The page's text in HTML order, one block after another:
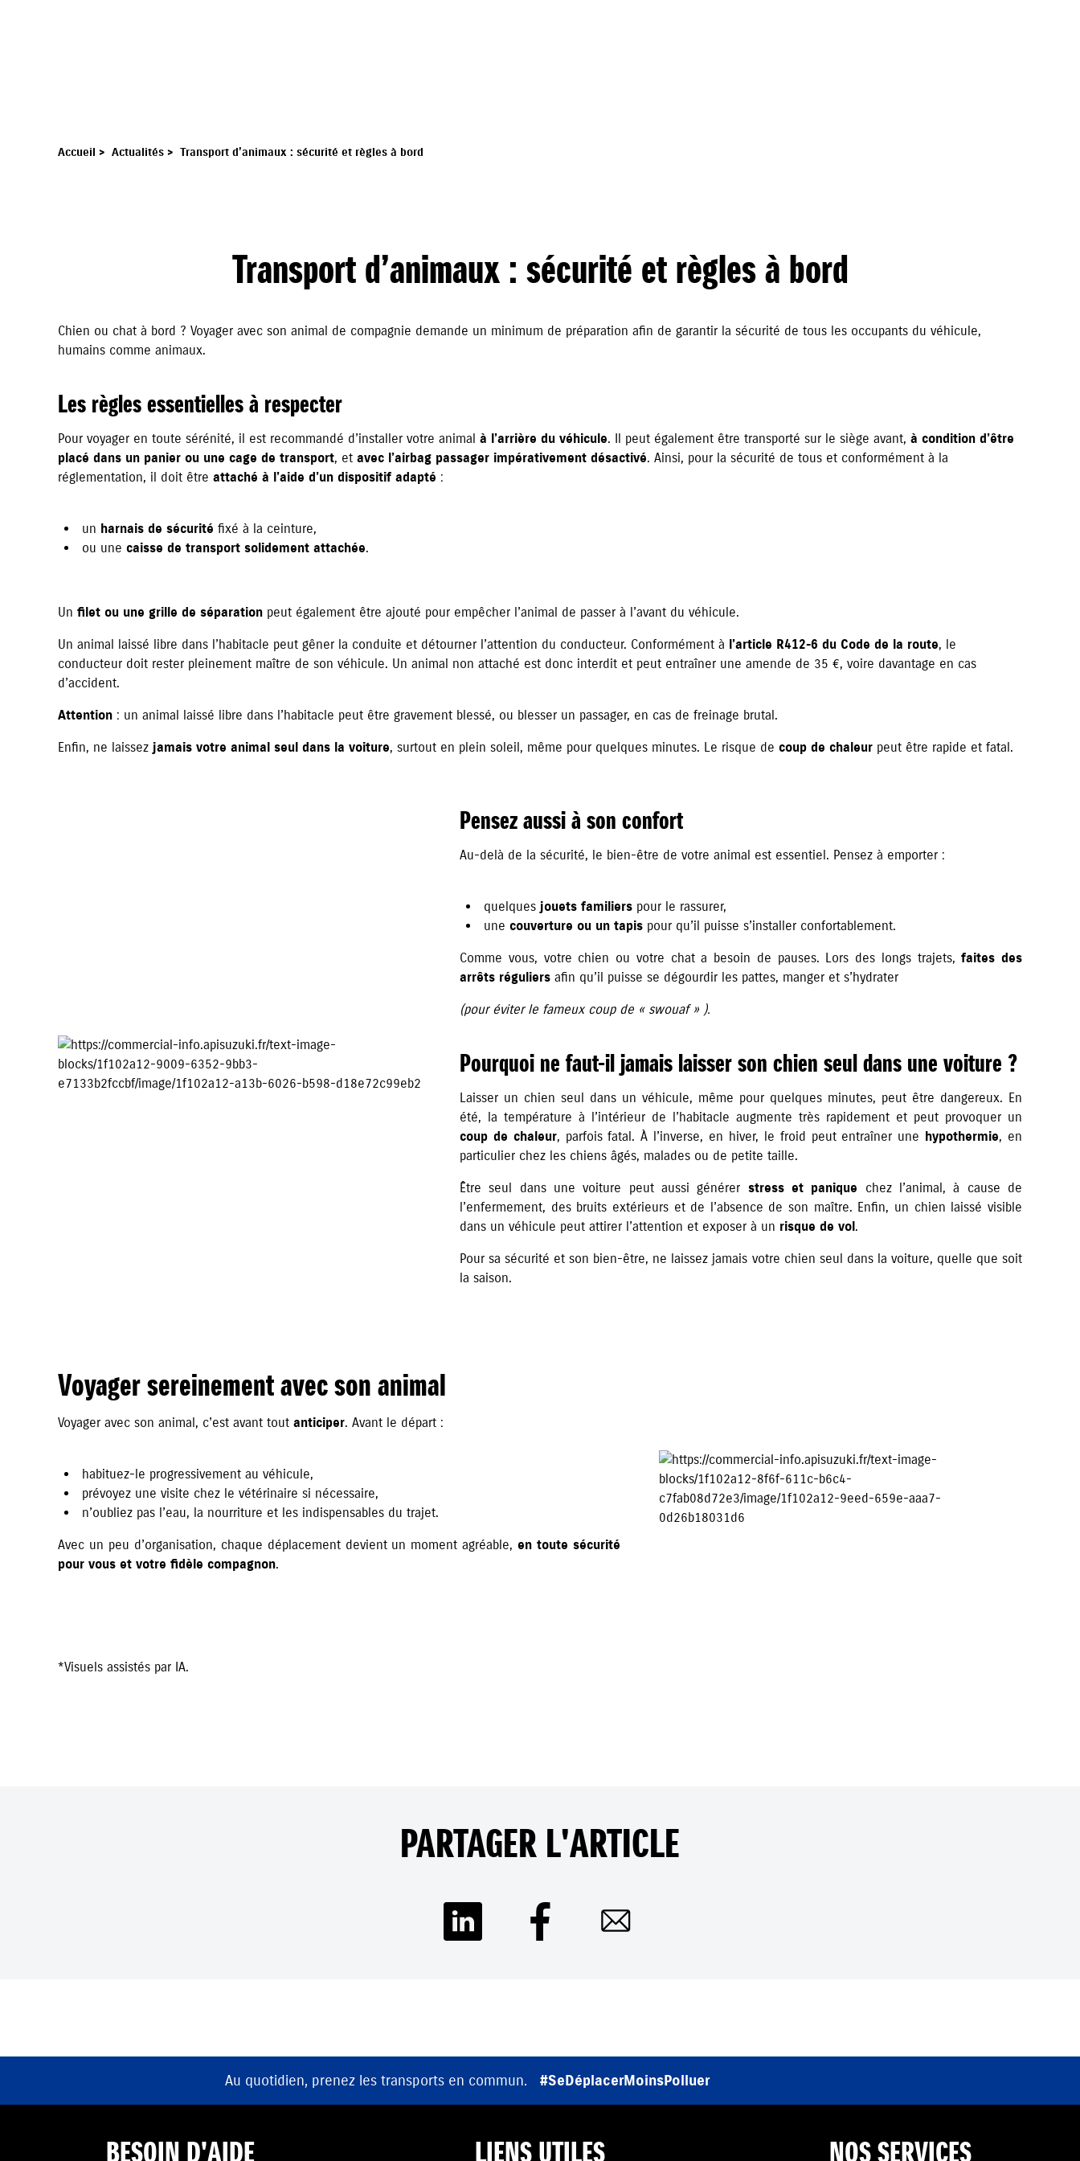
Accueil > Actualités > Transport d’animaux : sécurité et règles à bord
Transport d’animaux : sécurité et règles à bord
Chien ou chat à bord ? Voyager avec son animal de compagnie demande un minimum de préparation afin de garantir la sécurité de tous les occupants du véhicule,
humains comme animaux.
Les règles essentielles à respecter
Pour voyager en toute sérénité, il est recommandé d’installer votre animal à l’arrière du véhicule. Il peut également être transporté sur le siège avant, à condition d’être
placé dans un panier ou une cage de transport, et avec l’airbag passager impérativement désactivé. Ainsi, pour la sécurité de tous et conformément à la
réglementation, il doit être attaché à l’aide d’un dispositif adapté :
un harnais de sécurité fixé à la ceinture,
ou une caisse de transport solidement attachée.
Un filet ou une grille de séparation peut également être ajouté pour empêcher l’animal de passer à l’avant du véhicule.
Un animal laissé libre dans l’habitacle peut gêner la conduite et détourner l’attention du conducteur. Conformément à l’article R412-6 du Code de la route, le
conducteur doit rester pleinement maître de son véhicule. Un animal non attaché est donc interdit et peut entraîner une amende de 35 €, voire davantage en cas
d’accident.
Attention : un animal laissé libre dans l’habitacle peut être gravement blessé, ou blesser un passager, en cas de freinage brutal.
Enfin, ne laissez jamais votre animal seul dans la voiture, surtout en plein soleil, même pour quelques minutes. Le risque de coup de chaleur peut être rapide et fatal.
Pensez aussi à son confort
Au-delà de la sécurité, le bien-être de votre animal est essentiel. Pensez à emporter :
quelques jouets familiers pour le rassurer,
une couverture ou un tapis pour qu’il puisse s’installer confortablement.
Comme vous, votre chien ou votre chat a besoin de pauses. Lors des longs trajets,faites des
arrêts réguliers afin qu’il puisse se dégourdir les pattes, manger et s’hydrater
(pour éviter le fameux coup de « swouaf » ).
Pourquoi ne faut-il jamais laisser son chien seul dans une voiture ?
Laisser un chien seul dans un véhicule, même pour quelques minutes, peut être dangereux. En
été, la température à l’intérieur de l’habitacle augmente très rapidement et peut provoquer un
coup de chaleur, parfois fatal. À l’inverse, en hiver, le froid peut entraîner une hypothermie, en
particulier chez les chiens âgés, malades ou de petite taille.
Être seul dans une voiture peut aussi générer stress et panique chez l’animal, à cause de
l’enfermement, des bruits extérieurs et de l’absence de son maître. Enfin, un chien laissé visible
dans un véhicule peut attirer l’attention et exposer à un risque de vol.
Pour sa sécurité et son bien-être, ne laissez jamais votre chien seul dans la voiture, quelle que soit
la saison.
Voyager sereinement avec son animal
Voyager avec son animal, c’est avant tout anticiper. Avant le départ :
habituez-le progressivement au véhicule,
prévoyez une visite chez le vétérinaire si nécessaire,
n’oubliez pas l’eau, la nourriture et les indispensables du trajet.
Avec un peu d’organisation, chaque déplacement devient un moment agréable,en toute sécurité
pour vous et votre fidèle compagnon.
*Visuels assistés par IA.
PARTAGER L'ARTICLE
Au quotidien, prenez les transports en commun. #SeDéplacerMoinsPolluer
BESOIN D'AIDE LIENS UTILES NOS SERVICES